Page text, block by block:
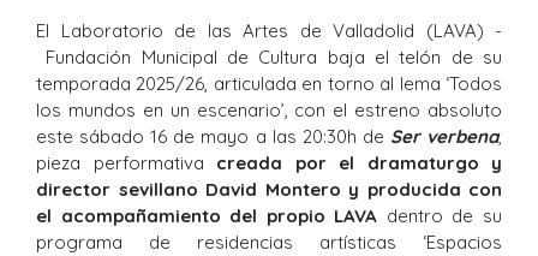
El Laboratorio de las Artes de Valladolid (LAVA) -
Fundación Municipal de Cultura baja el telón de su
temporada 2025/26, articulada en torno al lema ‘Todos
los mundos en un escenario’, con el estreno absoluto
este sábado 16 de mayo a las 20:30h de Ser verbena,
pieza performativa creada por el dramaturgo y
director sevillano David Montero y producida con
el acompañamiento del propio LAVA dentro de su
programa de residencias artísticas ‘Espacios